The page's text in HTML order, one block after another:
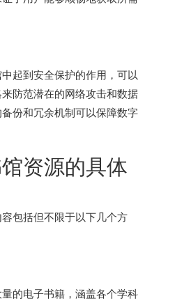
起到安全保护的作用，可以
防范潜在的网络攻击和数据
份和冗余机制可以保障数字
资源的具体
包括但不限于以下几个方
的电子书籍，涵盖各个学科